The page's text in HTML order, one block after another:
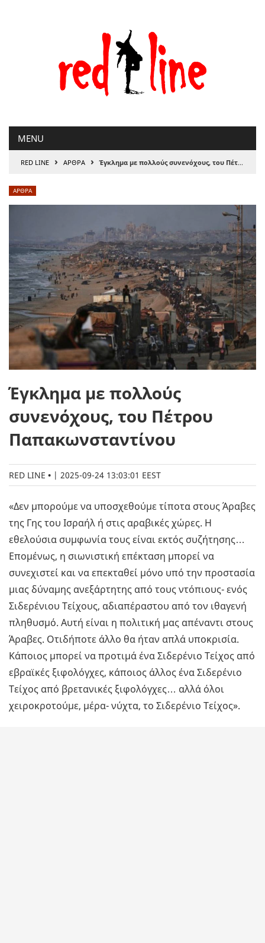
MENU
RED LINE › ΑΡΘΡΑ › Έγκλημα με πολλούς συνενόχους, του Πέτρου Παπακωνσταντίνου
ΑΡΘΡΑ
Έγκλημα με πολλούς
συνενόχους, του Πέτρου
Παπακωνσταντίνου
RED LINE | 2025-09-24 13:03:01 EEST
«Δεν μπορούμε να υποσχεθούμε τίποτα στους Άραβες
της Γης του Ισραήλ ή στις αραβικές χώρες. Η
εθελούσια συμφωνία τους είναι εκτός συζήτησης…
Επομένως, η σιωνιστική επέκταση μπορεί να
συνεχιστεί και να επεκταθεί μόνο υπό την προστασία
μιας δύναμης ανεξάρτητης από τους ντόπιους- ενός
Σιδερένιου Τείχους, αδιαπέραστου από τον ιθαγενή
πληθυσμό. Αυτή είναι η πολιτική μας απέναντι στους
Άραβες. Οτιδήποτε άλλο θα ήταν απλά υποκρισία.
Κάποιος μπορεί να προτιμά ένα Σιδερένιο Τείχος από
εβραϊκές ξιφολόγχες, κάποιος άλλος ένα Σιδερένιο
Τείχος από βρετανικές ξιφολόγχες… αλλά όλοι
χειροκροτούμε, μέρα- νύχτα, το Σιδερένιο Τείχος».